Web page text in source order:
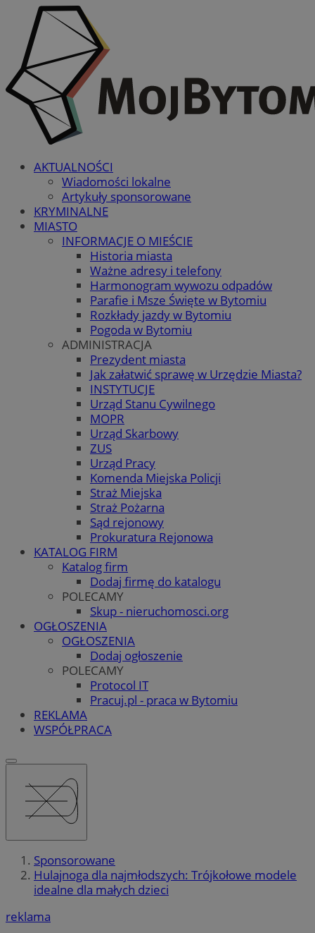
AKTUALNOŚCI
Wiadomości lokalne
Artykuły sponsorowane
KRYMINALNE
MIASTO
INFORMACJE O MIEŚCIE
Historia miasta
Ważne adresy i telefony
Harmonogram wywozu odpadów
Parafie i Msze Święte w Bytomiu
Rozkłady jazdy w Bytomiu
Pogoda w Bytomiu
ADMINISTRACJA
Prezydent miasta
Jak załatwić sprawę w Urzędzie Miasta?
INSTYTUCJE
Urząd Stanu Cywilnego
MOPR
Urząd Skarbowy
ZUS
Urząd Pracy
Komenda Miejska Policji
Straż Miejska
Straż Pożarna
Sąd rejonowy
Prokuratura Rejonowa
KATALOG FIRM
Katalog firm
Dodaj firmę do katalogu
POLECAMY
Skup - nieruchomosci.org
OGŁOSZENIA
OGŁOSZENIA
Dodaj ogłoszenie
POLECAMY
Protocol IT
Pracuj.pl - praca w Bytomiu
REKLAMA
WSPÓŁPRACA
Sponsorowane
Hulajnoga dla najmłodszych: Trójkołowe modele
idealne dla małych dzieci
reklama